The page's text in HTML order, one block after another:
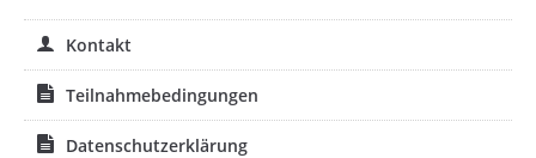
Kontakt
Teilnahmebedingungen
Datenschutzerklärung